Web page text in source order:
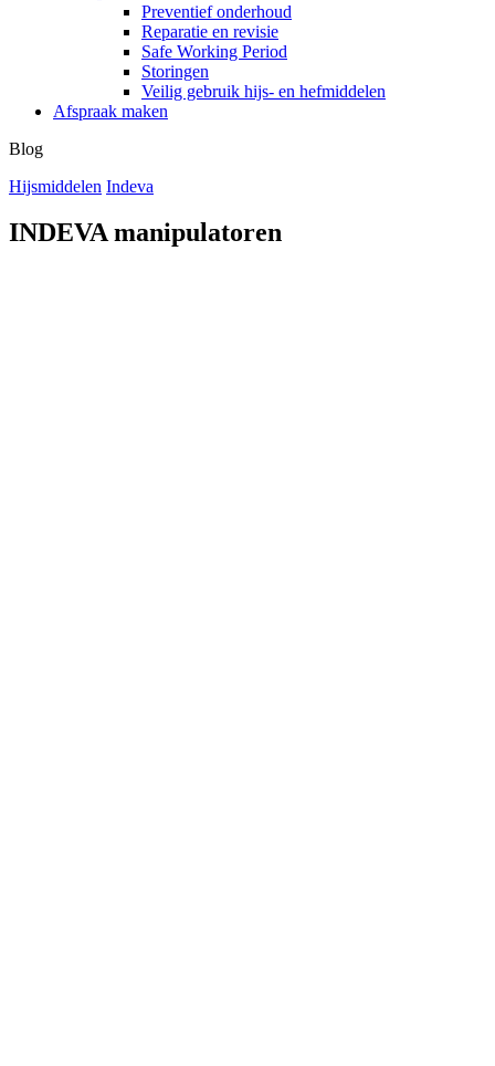
Preventief onderhoud
Reparatie en revisie
Safe Working Period
Storingen
Veilig gebruik hijs- en hefmiddelen
Afspraak maken
Blog
Hijsmiddelen Indeva
INDEVA manipulatoren